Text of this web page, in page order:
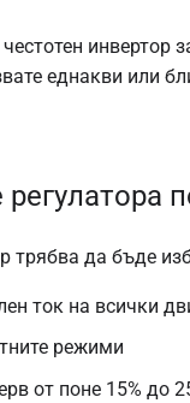
инвертор
еднакви или
регулатора
трябва да бъде
ток на всички
режими
от поне 15% до